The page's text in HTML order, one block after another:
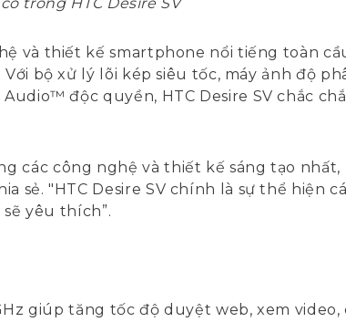
và thiết kế smartphone nổi tiếng toàn
bộ xử lý lõi kép siêu tốc, máy ảnh độ
độc quyền, HTC Desire SV chắc
các công nghệ và thiết kế sáng tạo nhất,
sẻ. "HTC Desire SV chính là sự thể hiện
yêu thích”.
giúp tăng tốc độ duyệt web, xem video,